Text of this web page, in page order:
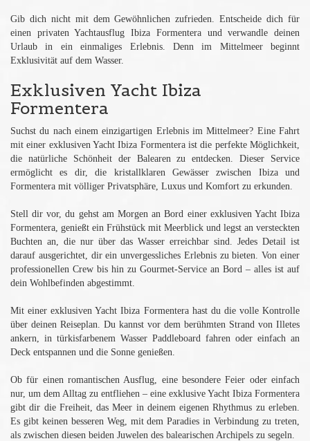
Gib dich nicht mit dem Gewöhnlichen zufrieden. Entscheide dich für
einen privaten Yachtausflug Ibiza Formentera und verwandle deinen
Urlaub in ein einmaliges Erlebnis. Denn im Mittelmeer beginnt
Exklusivität auf dem Wasser.
Exklusiven Yacht Ibiza
Formentera
Suchst du nach einem einzigartigen Erlebnis im Mittelmeer? Eine Fahrt
mit einer exklusiven Yacht Ibiza Formentera ist die perfekte Möglichkeit,
die natürliche Schönheit der Balearen zu entdecken. Dieser Service
ermöglicht es dir, die kristallklaren Gewässer zwischen Ibiza und
Formentera mit völliger Privatsphäre, Luxus und Komfort zu erkunden.
Stell dir vor, du gehst am Morgen an Bord einer exklusiven Yacht Ibiza
Formentera, genießt ein Frühstück mit Meerblick und legst an versteckten
Buchten an, die nur über das Wasser erreichbar sind. Jedes Detail ist
darauf ausgerichtet, dir ein unvergessliches Erlebnis zu bieten. Von einer
professionellen Crew bis hin zu Gourmet-Service an Bord – alles ist auf
dein Wohlbefinden abgestimmt.
Mit einer exklusiven Yacht Ibiza Formentera hast du die volle Kontrolle
über deinen Reiseplan. Du kannst vor dem berühmten Strand von Illetes
ankern, in türkisfarbenem Wasser Paddleboard fahren oder einfach an
Deck entspannen und die Sonne genießen.
Ob für einen romantischen Ausflug, eine besondere Feier oder einfach
nur, um dem Alltag zu entfliehen – eine exklusive Yacht Ibiza Formentera
gibt dir die Freiheit, das Meer in deinem eigenen Rhythmus zu erleben.
Es gibt keinen besseren Weg, mit dem Paradies in Verbindung zu treten,
als zwischen diesen beiden Juwelen des balearischen Archipels zu segeln.